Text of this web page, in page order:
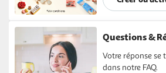
Questions &
Votre réponse se
dans notre FAQ.